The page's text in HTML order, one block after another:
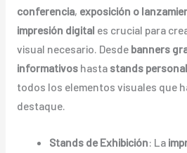
conferencia, exposición o
impresión digital es crucial para
visual necesario. Desde banners
informativoshasta stands
todos los elementos visuales que
destaque.
Stands de Exhibición: La